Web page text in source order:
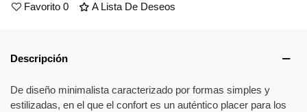
Favorito 0 A Lista De Deseos
Descripción
De diseño minimalista caracterizado por formas simples y
estilizadas, en el que el confort es un auténtico placer para los